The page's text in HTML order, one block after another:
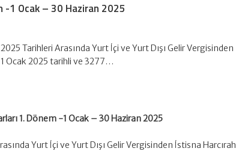
-1 Ocak – 30 Haziran 2025
Tarihleri Arasında Yurt İçi ve Yurt Dışı Gelir Vergisinden
Ocak 2025 tarihli ve 3277…
1. Dönem -1 Ocak – 30 Haziran 2025
Yurt İçi ve Yurt Dışı Gelir Vergisinden İstisna Harcırah